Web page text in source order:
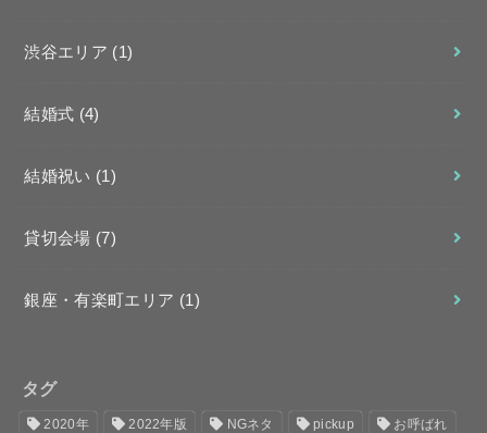
渋谷エリア (1)
結婚式 (4)
結婚祝い (1)
貸切会場 (7)
銀座・有楽町エリア (1)
タグ
2020年 2022年版 NGネタ pickup お呼ばれ